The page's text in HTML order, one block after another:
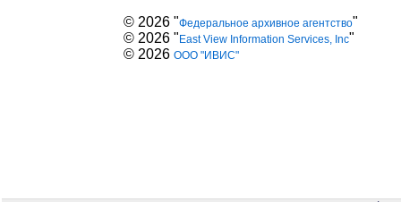
© 2026 "Федеральное архивное агентство"
© 2026 " East View Information Services, Inc"
© 2026 ООО "ИВИС"